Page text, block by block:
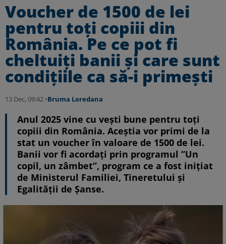
Voucher de 1500 de lei
pentru toți copiii din
România. Pe ce pot fi
cheltuiți banii și care sunt
condițiile ca să-i primești
13 Dec, 09:42 •Bruma Loredana
Anul 2025 vine cu vești bune pentru toți
copiii din România. Aceștia vor primi de la
stat un voucher în valoare de 1500 de lei.
Banii vor fi acordați prin programul ”Un
copil, un zâmbet”, program ce a fost inițiat
de Ministerul Familiei, Tineretului și
Egalității de Șanse.